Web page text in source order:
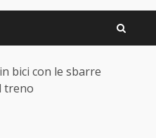
bici con le sbarre
treno